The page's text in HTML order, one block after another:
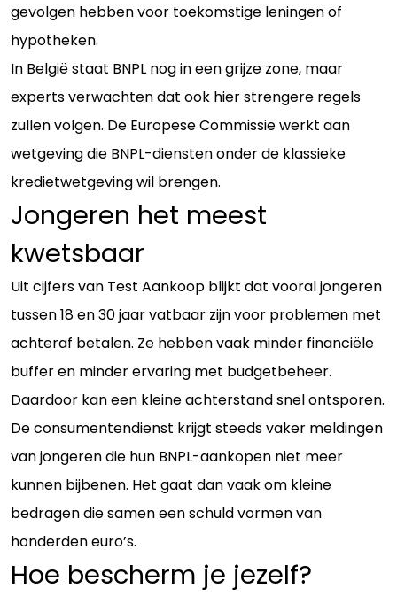
gevolgen hebben voor toekomstige leningen of
hypotheken.
In België staat BNPL nog in een grijze zone, maar
experts verwachten dat ook hier strengere regels
zullen volgen. De Europese Commissie werkt aan
wetgeving die BNPL-diensten onder de klassieke
kredietwetgeving wil brengen.
Jongeren het meest
kwetsbaar
Uit cijfers van Test Aankoop blijkt dat vooral jongeren
tussen 18 en 30 jaar vatbaar zijn voor problemen met
achteraf betalen. Ze hebben vaak minder financiële
buffer en minder ervaring met budgetbeheer.
Daardoor kan een kleine achterstand snel ontsporen.
De consumentendienst krijgt steeds vaker meldingen
van jongeren die hun BNPL-aankopen niet meer
kunnen bijbenen. Het gaat dan vaak om kleine
bedragen die samen een schuld vormen van
honderden euro’s.
Hoe bescherm je jezelf?